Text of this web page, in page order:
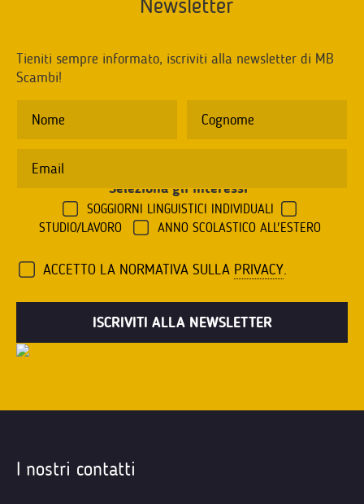
Tieniti sempre informato, iscriviti alla newsletter di MB
Scambi!
Seleziona gli interessi
SOGGIORNI LINGUISTICI INDIVIDUALI
STUDIO/LAVORO
ANNO SCOLASTICO ALL'ESTERO
ACCETTO LA NORMATIVA SULLA PRIVACY.
I nostri contatti